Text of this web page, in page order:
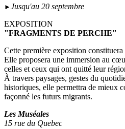
► Jusqu'au 20 septembre
EXPOSITION
"FRAGMENTS DE PERCHE"
Cette première exposition
Elle proposera une immersion au
celles et ceux qui ont quitté leur
À travers paysages, gestes du
historiques, elle permettra de mieux
façonné les futurs migrants.
Les Muséales
15 rue du Quebec